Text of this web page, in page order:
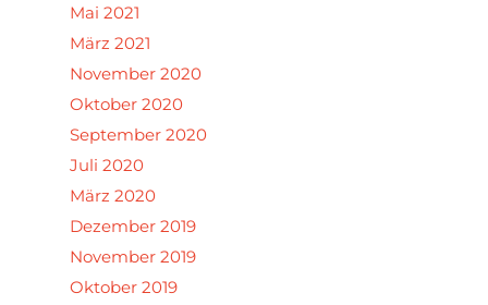
Mai 2021
März 2021
November 2020
Oktober 2020
September 2020
Juli 2020
März 2020
Dezember 2019
November 2019
Oktober 2019